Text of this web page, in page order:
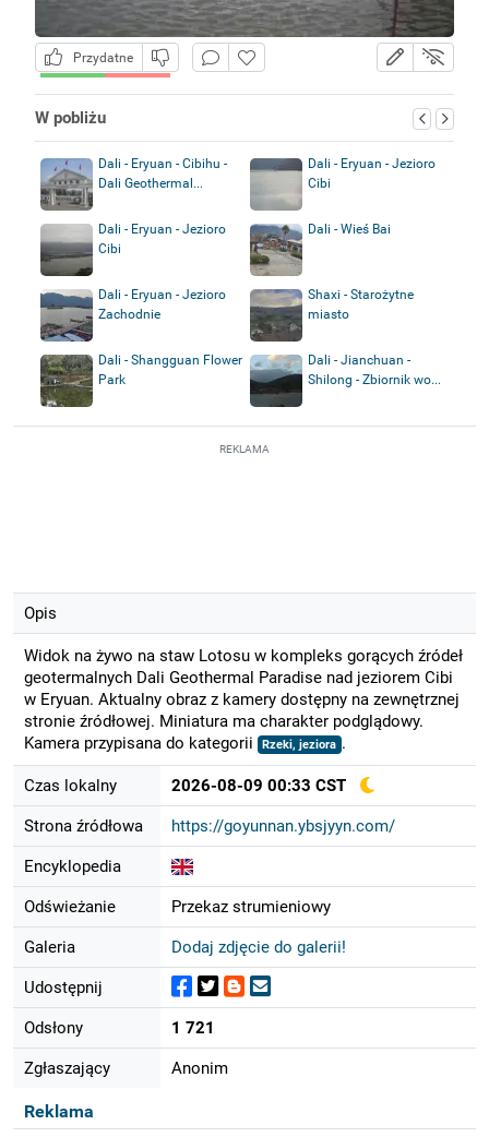
Przydatne
W pobliżu
Dali - Eryuan - Cibihu -
Dali Geothermal...
Dali - Eryuan - Jezioro
Cibi
Dali - Eryuan - Jezioro
Cibi
Dali - Wieś Bai
Dali - Eryuan - Jezioro
Zachodnie
Shaxi - Starożytne
miasto
Dali - Shangguan Flower
Park
Dali - Jianchuan -
Shilong - Zbiornik wo...
REKLAMA
Opis
Widok na żywo na staw Lotosu w kompleks gorących źródeł
geotermalnych Dali Geothermal Paradise nad jeziorem Cibi
w Eryuan. Aktualny obraz z kamery dostępny na zewnętrznej
stronie źródłowej. Miniatura ma charakter podglądowy.
Kamera przypisana do kategorii
Rzeki, jeziora .
Czas lokalny 2026-08-09 00:33 CST
Strona źródłowa https://goyunnan.ybsjyyn.com/
Encyklopedia
Odświeżanie Przekaz strumieniowy
Galeria Dodaj zdjęcie do galerii!
Udostępnij
Odsłony 1 721
Zgłaszający Anonim
Reklama